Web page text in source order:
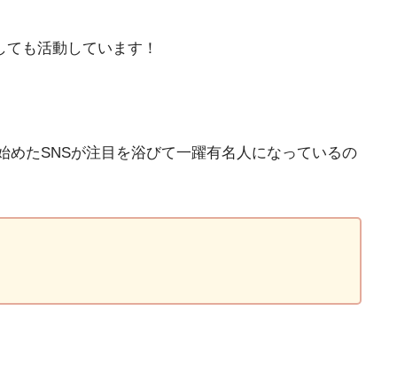
も活動しています！
めたSNSが注目を浴びて一躍有名人になっているの